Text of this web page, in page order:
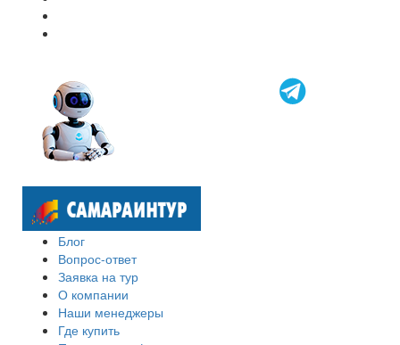
Блог
Вопрос-ответ
Заявка на тур
О компании
Наши менеджеры
Где купить